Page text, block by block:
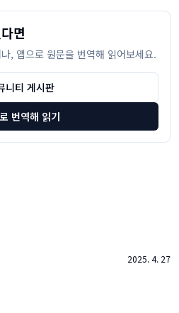
면
, 앱으로 원문을 번역해 읽어보세요.
니티 게시판
번역해 읽기
2025. 4. 27